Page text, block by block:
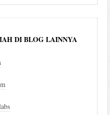
DI BLOG LAINNYA